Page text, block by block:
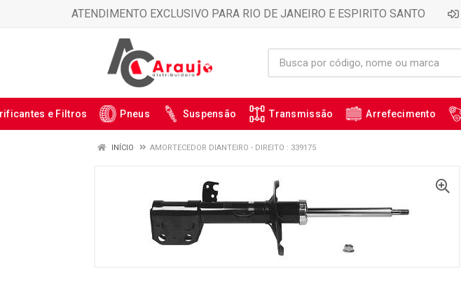
ATENDIMENTO EXCLUSIVO PARA RIO DE JANEIRO E ESPIRITO SANTO
e Filtros Pneus Suspensão Transmissão Arrefecimento
INÍCIO AMORTECEDOR DIANTEIRO - DIREITO : 339175